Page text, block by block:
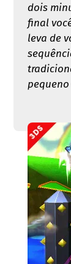
dois
final
leva de